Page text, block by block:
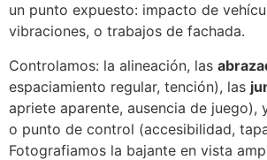
un punto expuesto: impacto de
vibraciones, o trabajos de fachada.
Controlamos: la alineación, las
espaciamiento regular, tención), las
apriete aparente, ausencia de juego),
o punto de control (accesibilidad,
Fotografiamos la bajante en vista